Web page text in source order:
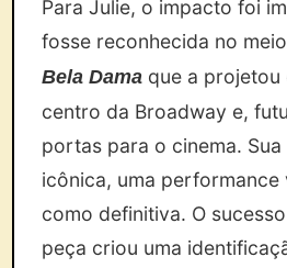
Para Julie, o impacto foi
fosse reconhecida no
Bela Dama que a
centro da Broadway e,
portas para o cinema.
icônica, uma
como definitiva. O
peça criou uma